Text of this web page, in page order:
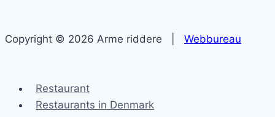
Copyright © 2026 Arme riddere | Webbureau
Restaurant
Restaurants in Denmark